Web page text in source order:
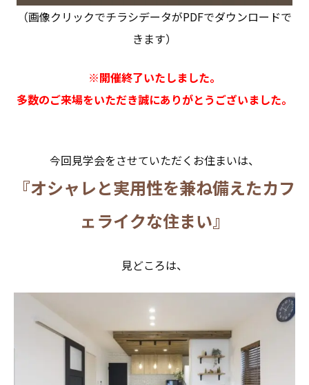
（画像クリックでチラシデータがPDFでダウンロードで
きます）
※開催終了いたしました。
多数のご来場をいただき誠にありがとうございました。
今回見学会をさせていただくお住まいは、
『オシャレと実用性を兼ね備えたカフ
ェライクな住まい』
見どころは、